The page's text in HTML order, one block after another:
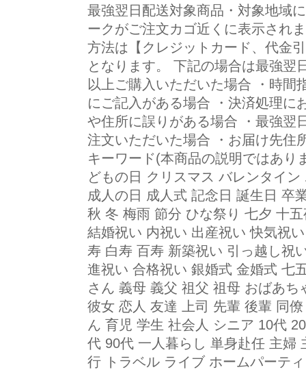
最強翌日配送対象商品・対象地域
ークがご注文カゴ近くに表示され
方法は【クレジットカード、代金
となります。 下記の場合は最強翌
以上ご購入いただいた場合 ・時間
にご記入がある場合 ・決済処理に
や住所に誤りがある場合 ・最強翌
注文いただいた場合 ・お届け先住
キーワード(本商品の説明ではあり
どもの日 クリスマス バレンタイ
成人の日 成人式 記念日 誕生日 卒
秋 冬 梅雨 節分 ひな祭り 七夕 十
結婚祝い 内祝い 出産祝い 快気祝
寿 白寿 百寿 新築祝い 引っ越し祝
進祝い 合格祝い 銀婚式 金婚式 七
さん 義母 義父 祖父 祖母 おばあ
彼女 恋人 友達 上司 先輩 後輩 同
ん 育児 学生 社会人 シニア 10代
代 90代 一人暮らし 単身赴任 主婦
行 トラベル ライブ ホームパーテ